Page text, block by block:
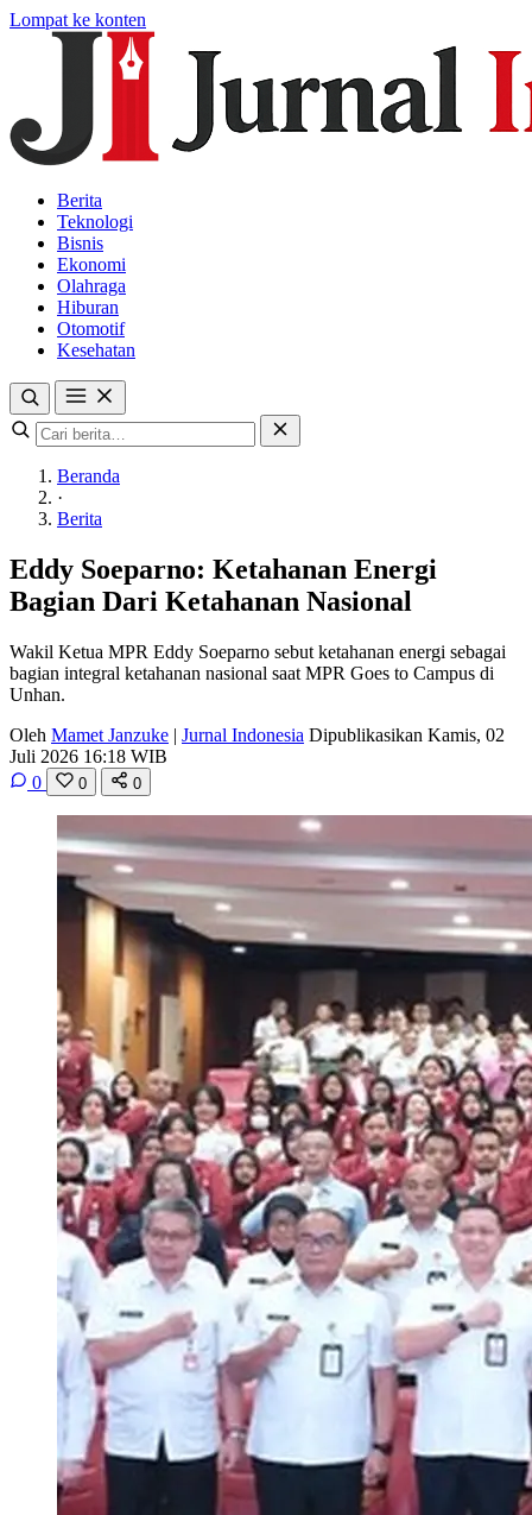
Lompat ke konten
Berita
Teknologi
Bisnis
Ekonomi
Olahraga
Hiburan
Otomotif
Kesehatan
Beranda
·
Berita
Eddy Soeparno: Ketahanan Energi
Bagian Dari Ketahanan Nasional
Wakil Ketua MPR Eddy Soeparno sebut ketahanan energi sebagai
bagian integral ketahanan nasional saat MPR Goes to Campus di
Unhan.
Oleh Mamet Janzuke | Jurnal Indonesia Dipublikasikan Kamis, 02
Juli 2026 16:18 WIB
0
0 0